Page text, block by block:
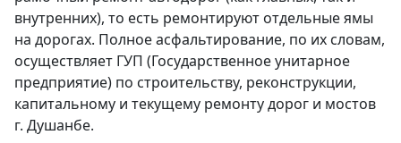
внутренних), то есть ремонтируют отдельные ямы
на дорогах. Полное асфальтирование, по их словам,
осуществляет ГУП (Государственное унитарное
предприятие) по строительству, реконструкции,
капитальному и текущему ремонту дорог и мостов
г. Душанбе.